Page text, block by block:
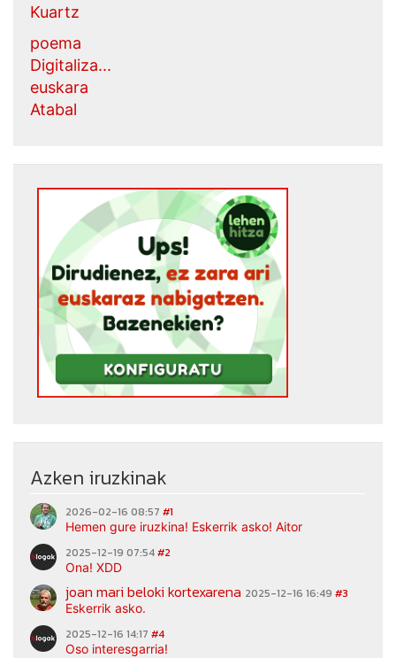
Kuartz
poema
Digitaliza...
euskara
Atabal
Azken iruzkinak
2026-02-16 08:57 #1
Hemen gure iruzkina! Eskerrik asko! Aitor
2025-12-19 07:54#2
Ona! XDD
joan mari beloki kortexarena 2025-12-16 16:49 #3
Eskerrik asko.
2025-12-16 14:17 #4
Oso interesgarria!